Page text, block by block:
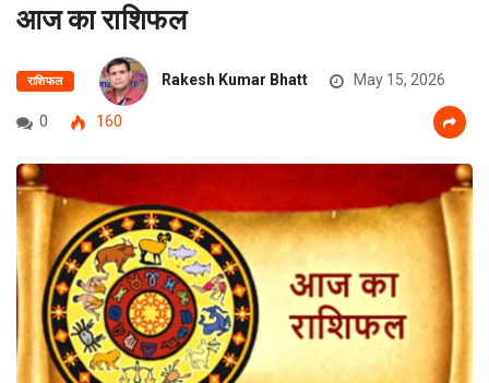
आज का राशिफल
राशिफल Rakesh Kumar Bhatt May 15, 2026
0 160